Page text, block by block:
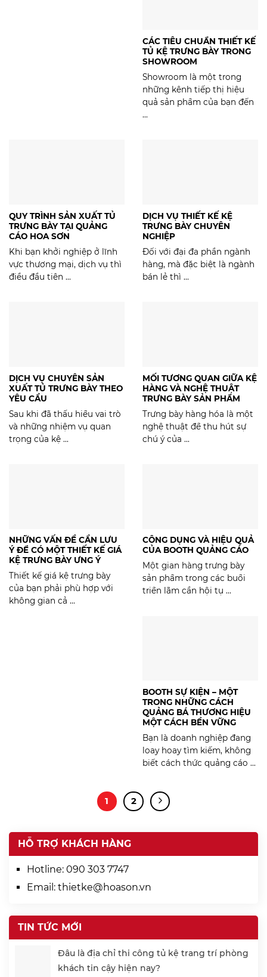
CÁC TIÊU CHUẨN THIẾT KẾ
TỦ KỆ TRƯNG BÀY TRONG
SHOWROOM
Showroom là một trong
những kênh tiếp thị hiệu
quả sản phẩm của bạn đến
...
QUY TRÌNH SẢN XUẤT TỦ
TRƯNG BÀY TẠI QUẢNG
CÁO HOA SƠN
Khi bạn khởi nghiệp ở lĩnh
vực thương mại, dịch vụ thì
điều đầu tiên ...
DỊCH VỤ THIẾT KẾ KỆ
TRƯNG BÀY CHUYÊN
NGHIỆP
Đối với đại đa phần ngành
hàng, mà đặc biệt là ngành
bán lẻ thì ...
DỊCH VỤ CHUYÊN SẢN
XUẤT TỦ TRƯNG BÀY THEO
YÊU CẦU
Sau khi đã thấu hiểu vai trò
và những nhiệm vụ quan
trọng của kệ ...
MỐI TƯƠNG QUAN GIỮA KỆ
HÀNG VÀ NGHỆ THUẬT
TRƯNG BÀY SẢN PHẨM
Trưng bày hàng hóa là một
nghệ thuật để thu hút sự
chú ý của ...
NHỮNG VẤN ĐỀ CẦN LƯU
Ý ĐỂ CÓ MỘT THIẾT KẾ GIÁ
KỆ TRƯNG BÀY ƯNG Ý
Thiết kế giá kệ trưng bày
của bạn phải phù hợp với
không gian cả ...
CÔNG DỤNG VÀ HIỆU QUẢ
CỦA BOOTH QUẢNG CÁO
Một gian hàng trưng bày
sản phẩm trong các buổi
triển lãm cần hội tụ ...
BOOTH SỰ KIỆN – MỘT
TRONG NHỮNG CÁCH
QUẢNG BÁ THƯƠNG HIỆU
MỘT CÁCH BỀN VỮNG
Bạn là doanh nghiệp đang
loay hoay tìm kiếm, không
biết cách thức quảng cáo ...
1 2
HỖ TRỢ KHÁCH HÀNG
Hotline: 090 303 7747
Email: thietke@hoason.vn
TIN TỨC MỚI
Đâu là địa chỉ thi công tủ kệ trang trí phòng
khách tin cậy hiện nay?